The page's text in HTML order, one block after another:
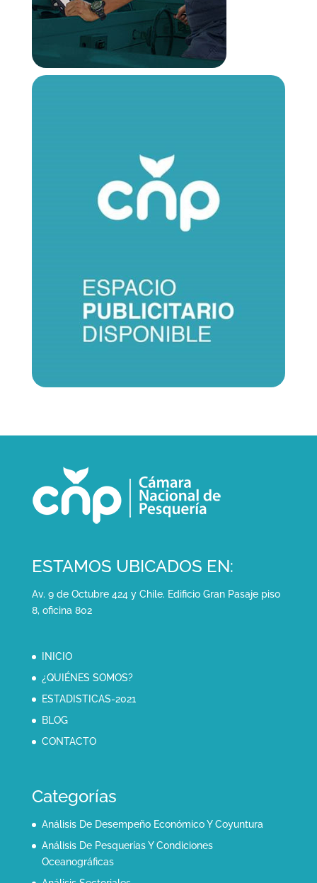
ESTAMOS UBICADOS EN:
Av. 9 de Octubre 424 y Chile. Edificio Gran Pasaje piso
8, oficina 802
INICIO
¿QUIÉNES SOMOS?
ESTADISTICAS-2021
BLOG
CONTACTO
Categorías
Análisis De Desempeño Económico Y Coyuntura
Análisis De Pesquerías Y Condiciones
Oceanográficas